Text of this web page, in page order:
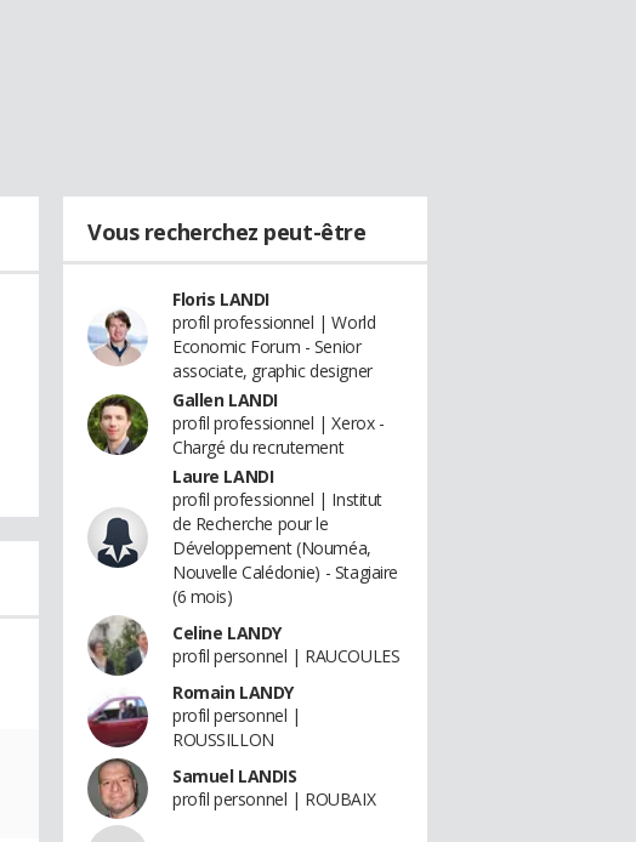
Vous recherchez peut-être
Floris LANDI
profil professionnel | World
Economic Forum - Senior
associate, graphic designer
Gallen LANDI
profil professionnel | Xerox -
Chargé du recrutement
Laure LANDI
profil professionnel | Institut
de Recherche pour le
Développement (Nouméa,
Nouvelle Calédonie) - Stagiaire
(6 mois)
Celine LANDY
profil personnel | RAUCOULES
Romain LANDY
profil personnel |
ROUSSILLON
Samuel LANDIS
profil personnel | ROUBAIX